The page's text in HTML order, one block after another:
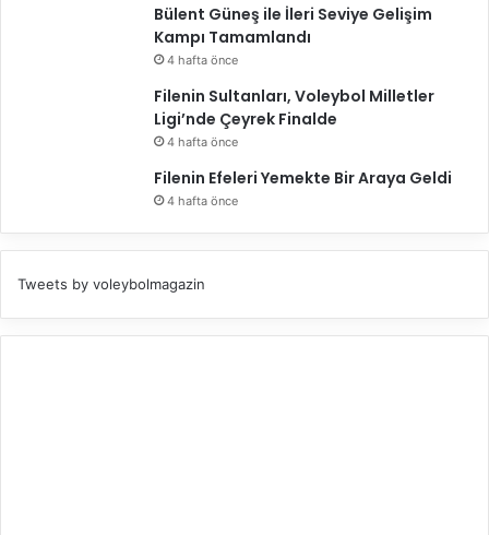
Bülent Güneş ile İleri Seviye Gelişim
Kampı Tamamlandı
4 hafta önce
Filenin Sultanları, Voleybol Milletler
Ligi’nde Çeyrek Finalde
4 hafta önce
Filenin Efeleri Yemekte Bir Araya Geldi
4 hafta önce
Tweets by voleybolmagazin